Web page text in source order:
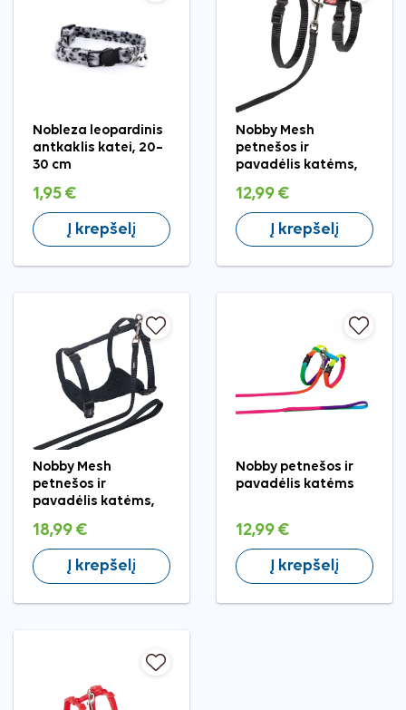
Nobleza leopardinis
antkaklis katei, 20–
30 cm
1,95 €
Į krepšelį
Nobby Mesh
petnešos ir
pavadėlis katėms,
12,99 €
Į krepšelį
Nobby Mesh
petnešos ir
pavadėlis katėms,
18,99 €
Į krepšelį
Nobby petnešos ir
pavadėlis katėms
12,99 €
Į krepšelį